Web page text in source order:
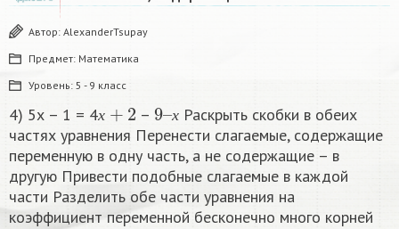
Автор: AlexanderTsupay
Предмет: Математика
Уровень: 5 - 9 класс
4) 5х – 1 = 4х – х
9х
Раскрыть скобки в обеих
частях уравнения Перенести слагаемые, содержащие
переменную в одну часть, а не содержащие – в
другую Привести подобные слагаемые в каждой
части Разделить обе части уравнения на
коэффициент переменной бесконечно много корней​